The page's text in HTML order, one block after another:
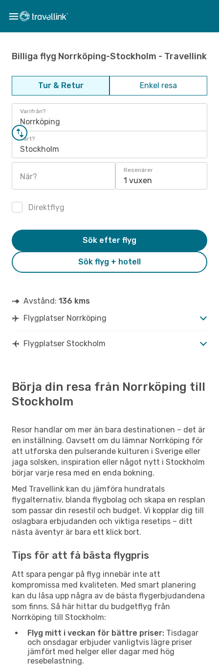
Billiga flyg Norrköping-Stockholm - Travellink
Tur & Retur Enkel resa
Varifrån?
Norrköping
Vart?
Stockholm
När?
Resenärer
1 vuxen
Direktflyg
Sök flyg + hotell
Sök efter flyg
Avstånd: 136 kms
Flygplatser Norrköping
Flygplatser Stockholm
Börja din resa från Norrköping till
Stockholm
Resor handlar om mer än bara destinationen – det är
en inställning. Oavsett om du lämnar Norrköping för
att utforska den pulserande kulturen i Sverige eller
jaga solsken, inspiration eller något nytt i Stockholm
börjar varje resa med en enda bokning.
Med Travellink kan du jämföra hundratals
flygalternativ, blanda flygbolag och skapa en resplan
som passar din resestil och budget. Vi kopplar dig till
oslagbara erbjudanden och viktiga resetips – ditt
nästa äventyr är bara ett klick bort.
Tips för att få bästa flygpris
Att spara pengar på flyg innebär inte att
kompromissa med kvaliteten. Med smart planering
kan du låsa upp några av de bästa flygerbjudandena
som finns. Så här hittar du budgetflyg från
Norrköping till Stockholm:
Flyg mitt i veckan för bättre priser: Tisdagar
och onsdagar erbjuder vanligtvis lägre priser
jämfört med helger eller dagar med hög
resebelastning.